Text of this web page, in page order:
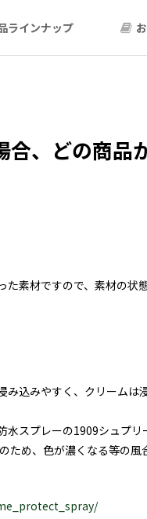
ラインナップ
、どの商品
素材ですので、素材の状
込みやすく、クリーム
スプレーの1909シュプリ
め、色が濃くなる等の風